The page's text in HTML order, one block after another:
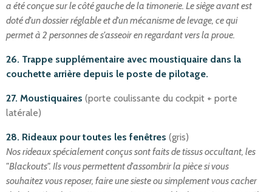
a été conçue sur le côté gauche de la timonerie. Le siège avant est
doté d'un dossier réglable et d'un mécanisme de levage, ce qui
permet à 2 personnes de s'asseoir en regardant vers la proue.
26. Trappe supplémentaire avec moustiquaire dans la
couchette arrière depuis le poste de pilotage.
27. Moustiquaires (porte coulissante du cockpit + porte
latérale)
28. Rideaux pour toutes les fenêtres (gris)
Nos rideaux spécialement conçus sont faits de tissus occultant, les
"Blackouts". Ils vous permettent d'assombrir la pièce si vous
souhaitez vous reposer, faire une sieste ou simplement vous cacher